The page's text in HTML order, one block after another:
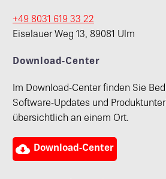
+49 8031 619 33 22
Eiselauer Weg 13, 89081 Ulm
Download-Center
Im Download-Center finden Sie
Software-Updates und
übersichtlich an einem Ort.
 Download-Center